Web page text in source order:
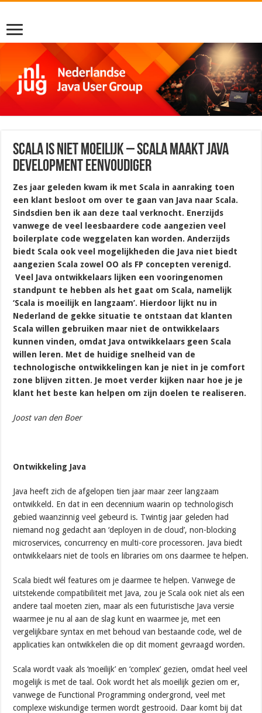
Scala is niet moeilijk – Scala maakt Java
development eenvoudiger
Zes jaar geleden kwam ik met Scala in aanraking toen
een klant besloot om over te gaan van Java naar Scala.
Sindsdien ben ik aan deze taal verknocht. Enerzijds
vanwege de veel leesbaardere code aangezien veel
boilerplate code weggelaten kan worden. Anderzijds
biedt Scala ook veel mogelijkheden die Java niet biedt
aangezien Scala zowel OO als FP concepten verenigd.
Veel Java ontwikkelaars lijken een vooringenomen
standpunt te hebben als het gaat om Scala, namelijk
‘Scala is moeilijk en langzaam’. Hierdoor lijkt nu in
Nederland de gekke situatie te ontstaan dat klanten
Scala willen gebruiken maar niet de ontwikkelaars
kunnen vinden, omdat Java ontwikkelaars geen Scala
willen leren. Met de huidige snelheid van de
technologische ontwikkelingen kan je niet in je comfort
zone blijven zitten. Je moet verder kijken naar hoe je je
klant het beste kan helpen om zijn doelen te realiseren.
Joost van den Boer
Ontwikkeling Java
Java heeft zich de afgelopen tien jaar maar zeer langzaam
ontwikkeld. En dat in een decennium waarin op technologisch
gebied waanzinnig veel gebeurd is. Twintig jaar geleden had
niemand nog gedacht aan ‘deployen in de cloud’, non-blocking
microservices, concurrency en multi-core processoren. Java biedt
ontwikkelaars niet de tools en libraries om ons daarmee te helpen.
Scala biedt wél features om je daarmee te helpen. Vanwege de
uitstekende compatibiliteit met Java, zou je Scala ook niet als een
andere taal moeten zien, maar als een futuristische Java versie
waarmee je nu al aan de slag kunt en waarmee je, met een
vergelijkbare syntax en met behoud van bestaande code, wel de
applicaties kan ontwikkelen die op dit moment gevraagd worden.
Scala wordt vaak als ‘moeilijk’ en ‘complex’ gezien, omdat heel veel
mogelijk is met de taal. Ook wordt het als moeilijk gezien om er,
vanwege de Functional Programming ondergrond, veel met
complexe wiskundige termen wordt gestrooid. Daar komt bij dat